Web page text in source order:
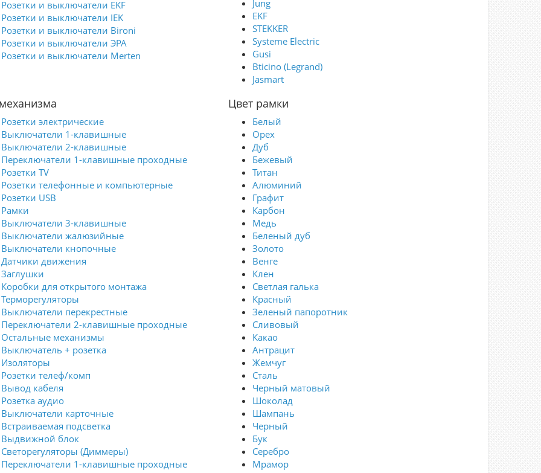
Розетки и выключатели EKF
Розетки и выключатели IEK
Розетки и выключатели Bironi
Розетки и выключатели ЭРА
Розетки и выключатели Merten
Jung
EKF
STEKKER
Systeme Electric
Gusi
Bticino (Legrand)
Jasmart
Розетки электрические
Выключатели 1-клавишные
Выключатели 2-клавишные
Переключатели 1-клавишные проходные
Розетки TV
Розетки телефонные и компьютерные
Розетки USB
Рамки
Выключатели 3-клавишные
Выключатели жалюзийные
Выключатели кнопочные
Датчики движения
Заглушки
Коробки для открытого монтажа
Терморегуляторы
Выключатели перекрестные
Переключатели 2-клавишные проходные
Остальные механизмы
Выключатель + розетка
Изоляторы
Розетки телеф/комп
Вывод кабеля
Розетка аудио
Выключатели карточные
Встраиваемая подсветка
Выдвижной блок
Светорегуляторы (Диммеры)
Переключатели 1-клавишные проходные
Цвет рамки
Белый
Орех
Дуб
Бежевый
Титан
Алюминий
Графит
Карбон
Медь
Беленый дуб
Золото
Венге
Клен
Светлая галька
Красный
Зеленый папоротник
Сливовый
Какао
Антрацит
Жемчуг
Сталь
Черный матовый
Шоколад
Шампань
Черный
Бук
Серебро
Мрамор